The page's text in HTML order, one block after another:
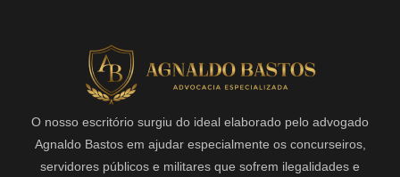
O nosso escritório surgiu do ideal elaborado pelo advogado
Agnaldo Bastos em ajudar especialmente os concurseiros,
servidores públicos e militares que sofrem ilegalidades e